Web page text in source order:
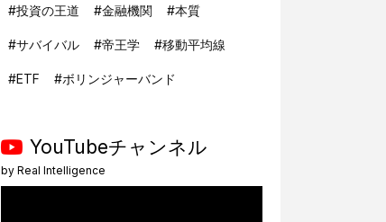
#投資の王道 #金融機関 #本質
#サバイバル #帝王学 #移動平均線
#ETF #ボリンジャーバンド
YouTubeチャンネル
by Real Intelligence